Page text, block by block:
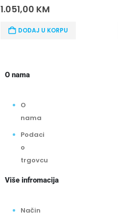
0 out of 5
1.051,00 KM
DODAJ U KORPU
O nama
O
nama
Podaci
o
trgovcu
Više infromacija
Način